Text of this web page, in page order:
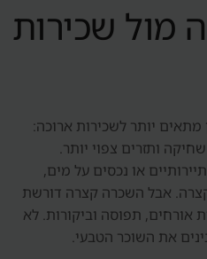
מול שכירות
יותר לשכירות ארוכה:
ותזרים צפוי יותר.
או נכסים על מים,
אבל השכרה קצרה דורשת
אורחים, תפוסה וביקורות. לא
את השוכר הטבעי.